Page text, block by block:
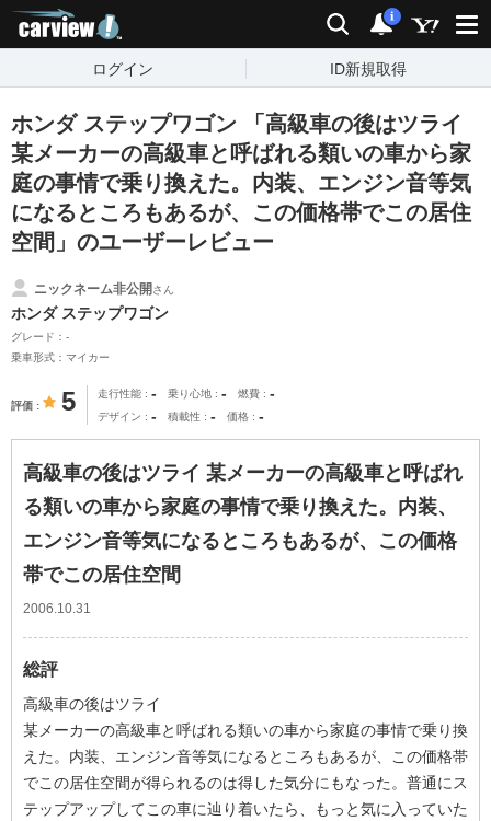
検索 通知
i
ログイン ID新規取得
ホンダ ステップワゴン 「高級車の後はツライ
某メーカーの高級車と呼ばれる類いの車から家
庭の事情で乗り換えた。内装、エンジン音等気
になるところもあるが、この価格帯でこの居住
空間」のユーザーレビュー
ニックネーム非公開さん
ホンダ ステップワゴン
グレード：-
乗車形式：マイカー
評価 5 走行性能 - 乗り心地 - 燃費 -
デザイン - 積載性 - 価格 -
高級車の後はツライ 某メーカーの高級車と呼ばれ
る類いの車から家庭の事情で乗り換えた。内装、
エンジン音等気になるところもあるが、この価格
帯でこの居住空間
2006.10.31
総評
高級車の後はツライ
某メーカーの高級車と呼ばれる類いの車から家庭の事情で乗り換
えた。内装、エンジン音等気になるところもあるが、この価格帯
でこの居住空間が得られるのは得した気分にもなった。普通にス
テップアップしてこの車に辿り着いたら、もっと気に入っていた